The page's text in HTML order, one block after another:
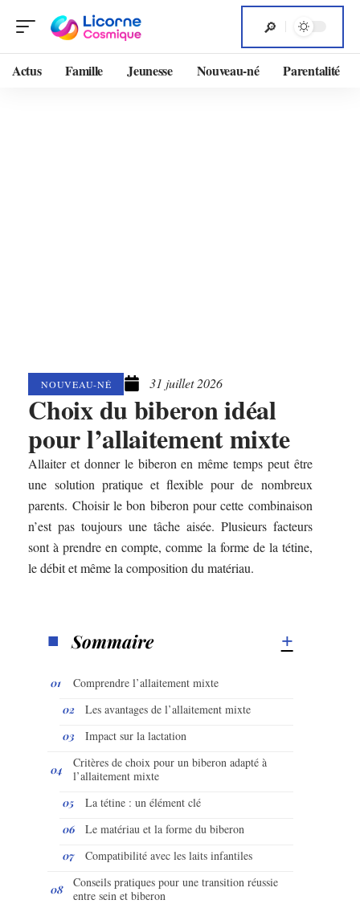
Actus Famille Jeunesse Nouveau-né Parentalité
NOUVEAU-NÉ 31 juillet 2026
Choix du biberon idéal
pour l’allaitement mixte
Allaiter et donner le biberon en même temps peut être
une solution pratique et flexible pour de nombreux
parents. Choisir le bon biberon pour cette combinaison
n’est pas toujours une tâche aisée. Plusieurs facteurs
sont à prendre en compte, comme la forme de la tétine,
le débit et même la composition du matériau.
Sommaire
Comprendre l’allaitement mixte
Les avantages de l’allaitement mixte
Impact sur la lactation
Critères de choix pour un biberon adapté à
l’allaitement mixte
La tétine : un élément clé
Le matériau et la forme du biberon
Compatibilité avec les laits infantiles
Conseils pratiques pour une transition réussie
entre sein et biberon